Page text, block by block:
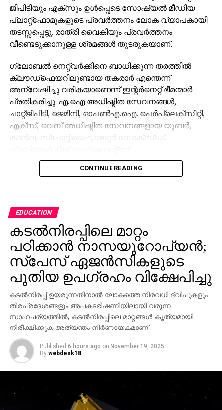
സന്തോഷിനെ ശ്രദ്ധേയനാക്കിയത്. ഹിന്ദുസ്ഥാന്‍
ടൈംസ് ഉള്‍പ്പെടെ നിരവധി മാധ്യമ സ്ഥാപനങ്ങളിലും
ന്യൂസ് ഏജന്‍സികളിലും ഫ്രീലാന്‍സറായി.
പത്തനംതിട്ട ജില്ലയിലെ കവിയൂര്‍ സ്വദേശിയായ
സര്‍ക്കാരിന്റെ വിവിധ പ്രോജക്ടുകളുടെ
ഡോക്യൂമെന്‍േഷന്‍ മേഖലയിലാണ് സന്തോഷ്
നിലവില്‍ പ്രവര്‍ത്തിക്കുന്നത്.
ജിപിടിയും എക്‌സും ഉള്‍പ്പെടെ സോഷ്യല്‍ മീഡിയ
പ്ലാറ്റ്‌ഫോമുകളുടെ പ്രവര്‍ത്തനം ലോക വ്യാപകായി
തടസ്സപ്പെട്ടു. രാത്രി വൈകിയും പ്രവര്‍ത്തനം
വീണ്ടെടുക്കാനുള്ള ശ്രമങ്ങള്‍ തുടരുകയാണ്.
ഗ്ലോബല്‍ നെറ്റ്വര്‍ക്കിനെ ബാധിക്കുന്ന തരത്തില്‍
ക്ലൗഡ്ഫെയറിലുണ്ടായ തകരാര്‍ എന്തെന്ന്
അന്വേഷിച്ചു വരികയാണെന്ന് ഇന്റര്‍നെറ്റ് ഭീമന്മാര്‍
പ്രതികരിച്ചു. എ.ഐ അധിഷ്ടിത സേവനങ്ങള്‍,
ചാറ്റ്ജിപിടി, ജെമിനി, ഓപണ്‍എ.ഐ. പെര്‍പ്ലെക്‌സിറ്റി,
എക്‌സ്, വെബ് അധിഷ്ടിത സേവനങ്ങളായ യൂബര്‍,
കാന്‍വ, സ്‌പോട്ടിഫൈ,ലെറ്റര്‍ ബോക്‌സ്ഡ്,
എന്നിവയുടെയെല്ലാം പ്രവര്‍ത്തനങ്ങള്‍
തകരാറിലായി. ക്ലൗഡ്‌ഫ്ളെയര്‍ ട്രാഫിക്കിലുണ്ടായ
ഔദ്യോഗികമായി സ്ഥിരീകരിച്ചിട്ടില്ല.
CONTINUE READING
EDUCATION
കടല്‍നിരപ്പിലെ മാറ്റം
പഠിക്കാന്‍ നാസയൂറോപ്യന്‍;
സ്പേസ് ഏജന്‍സികളുടെ
പുതിയ ഉപഗ്രഹം വിക്ഷേപിച്ചു
കടല്‍നിരപ്പ് ഉയരുന്നതിനാല്‍ ലോകത്തെ നിരവധി ദ്വീപുകളും
തീരപ്രദേശങ്ങളും അപകടഭീഷണിയിലായി വരുന്ന
സാഹചര്യത്തില്‍, കടല്‍നിരപ്പിലെ മാറ്റങ്ങള്‍ കൃത്യമായി
നിരീക്ഷിക്കുക അത്യന്തം നിര്‍ണായകമാണ്.
Published 6 hours ago on November 19, 2025
By webdesk18